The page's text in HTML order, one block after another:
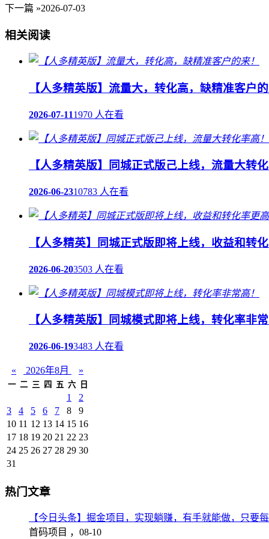
下一篇 »2026-07-03
相关阅读
【人多精英版】流量大，转化高，缺精准客户的
2026-07-111970 人在看
【人多精英版】同城正式版己上线，流量大转化
2026-06-2310783 人在看
【人多精英】同城正式版即将上线，收益和转化
2026-06-203503 人在看
【人多精英版】同城模式即将上线，转化率非常
2026-06-193483 人在看
« 2026年8月 »
一 二 三 四 五 六 日
1
2
3
4 5 6 7 8
9
10 11 12 13 14 15 16
17 18 19 20 21 22 23
24 25 26 27 28 29 30
31
热门文章
【今日头条】掘金项目，实现躺赚，有手就能做，只要
首码项目 ， 08-10